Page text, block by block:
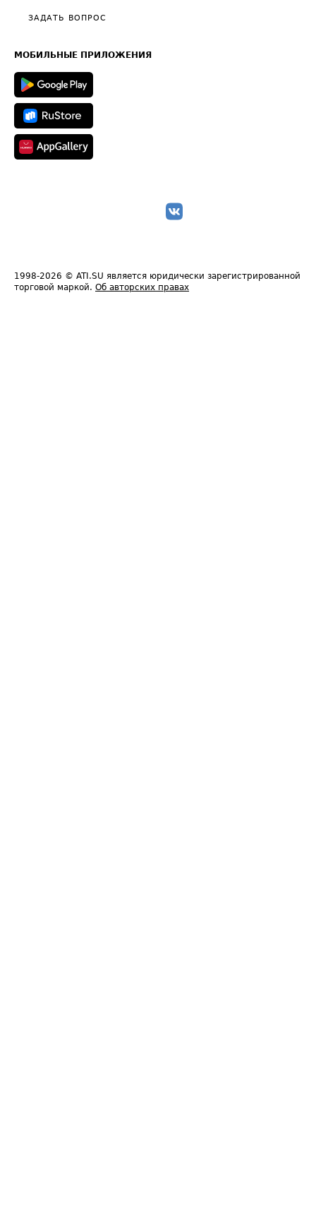
Общие положения
Полезное по перевозкам
Техническая информация
ЗАДАТЬ ВОПРОС
МОБИЛЬНЫЕ ПРИЛОЖЕНИЯ
1998-2026 © ATI.SU является юридически зарегистрированной
торговой маркой. Об авторских правах